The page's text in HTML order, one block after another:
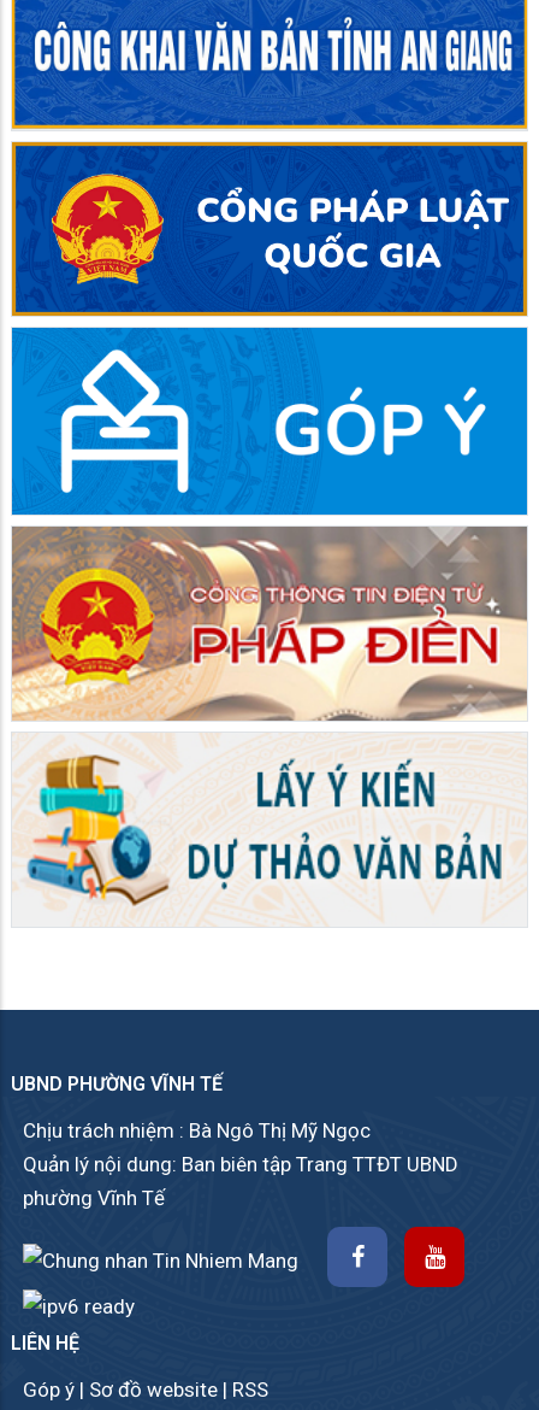
UBND PHƯỜNG VĨNH TẾ
Chịu trách nhiệm : Bà Ngô Thị Mỹ Ngọc
Quản lý nội dung: Ban biên tập Trang TTĐT UBND
phường Vĩnh Tế
LIÊN HỆ
Góp ý | Sơ đồ website | RSS